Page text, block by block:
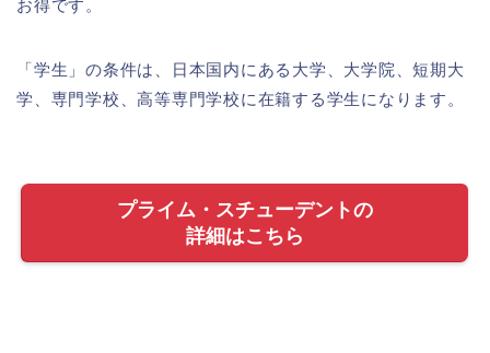
お得です。
「学生」の条件は、日本国内にある大学、大学院、短期大
学、専門学校、高等専門学校に在籍する学生になります。
プライム・スチューデントの
詳細はこちら